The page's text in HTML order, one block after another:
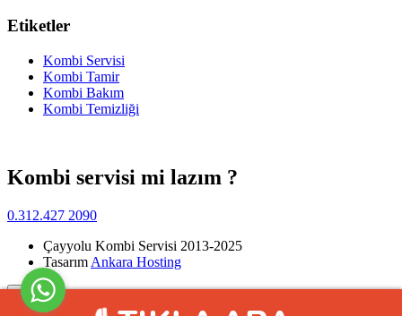
Etiketler
Kombi Servisi
Kombi Tamir
Kombi Bakım
Kombi Temizliği
Kombi servisi mi lazım ?
0.312.427 2090
Çayyolu Kombi Servisi 2013-2025
Tasarım Ankara Hosting
Yukarı